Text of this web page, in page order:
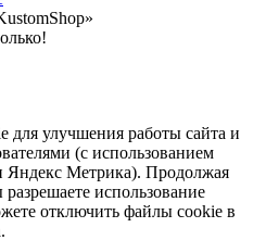
улучшения работы сайта и
(с использованием
Яндекс Метрика). Продолжая
использование
отключить файлы cookie в